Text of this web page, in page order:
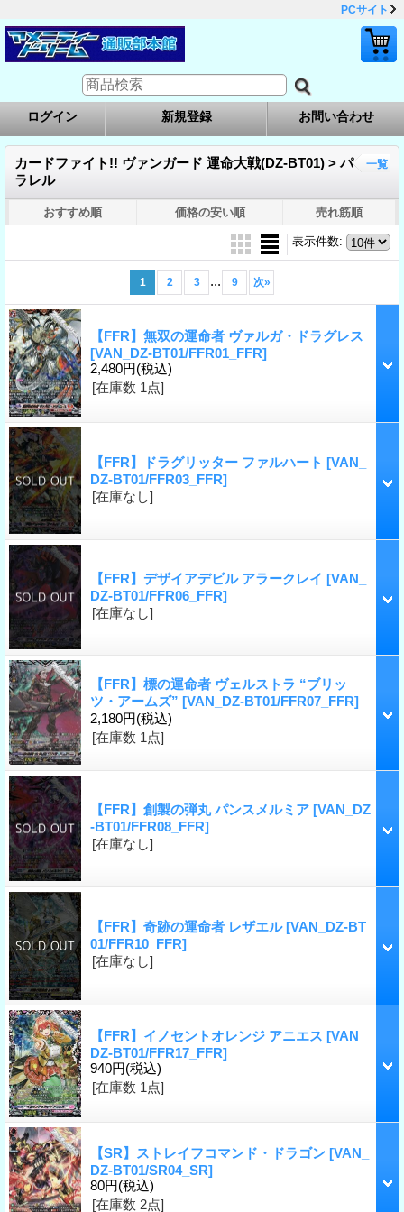
PCサイト
ログイン 新規登録 お問い合わせ
カードファイト!! ヴァンガード 運命大戦(DZ-BT01) > パ
ラレル
一覧
おすすめ順 価格の安い順 売れ筋順
表示件数:
1 2 3 ... 9 次»
【FFR】無双の運命者 ヴァルガ・ドラグレス
[VAN_DZ-BT01/FFR01_FFR]
2,480円(税込)
[在庫数 1点]
【FFR】ドラグリッター ファルハート [VAN_
DZ-BT01/FFR03_FFR]
[在庫なし]
【FFR】デザイアデビル アラークレイ [VAN_
DZ-BT01/FFR06_FFR]
[在庫なし]
【FFR】標の運命者 ヴェルストラ “ブリッ
ツ・アームズ” [VAN_DZ-BT01/FFR07_FFR]
2,180円(税込)
[在庫数 1点]
【FFR】創製の弾丸 パンスメルミア [VAN_DZ
-BT01/FFR08_FFR]
[在庫なし]
【FFR】奇跡の運命者 レザエル[VAN_DZ-BT
01/FFR10_FFR]
[在庫なし]
【FFR】イノセントオレンジ アニエス [VAN_
DZ-BT01/FFR17_FFR]
940円(税込)
[在庫数 1点]
【SR】ストレイフコマンド・ドラゴン [VAN_
DZ-BT01/SR04_SR]
80円(税込)
[在庫数 2点]